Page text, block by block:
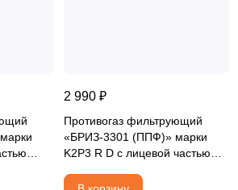
2 990 ₽
Противогаз фильтрующий
«БРИЗ-3301 (ППФ)» марки
K2P3 R D с лицевой частью
категория 2